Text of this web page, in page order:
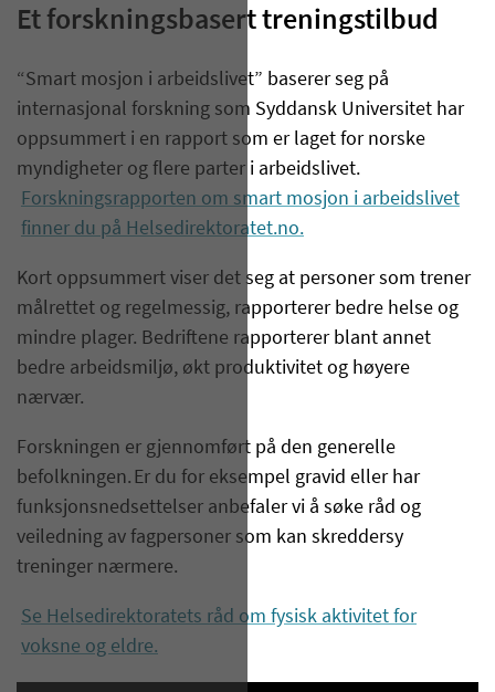
Et forskningsbasert treningstilbud
“Smart mosjon i arbeidslivet” baserer seg på
internasjonal forskning som Syddansk Universitet har
oppsummert i en rapport som er laget for norske
myndigheter og flere parter i arbeidslivet.
Forskningsrapporten om smart mosjon i arbeidslivet
finner du på Helsedirektoratet.no.
Kort oppsummert viser det seg at personer som trener
målrettet og regelmessig, rapporterer bedre helse og
mindre plager. Bedriftene rapporterer blant annet
bedre arbeidsmiljø, økt produktivitet og høyere
nærvær.
Forskningen er gjennomført på den generelle
befolkningen. Er du for eksempel gravid eller har
funksjonsnedsettelser anbefaler vi å søke råd og
veiledning av fagpersoner som kan skreddersy
treninger nærmere.
Se Helsedirektoratets råd om fysisk aktivitet for
voksne og eldre.